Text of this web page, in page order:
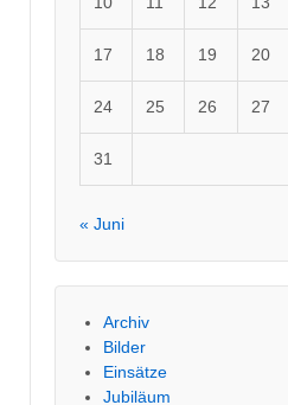
17 18 19 20
24 25 26 27
31
« Juni
Archiv
Bilder
Einsätze
Jubiläum